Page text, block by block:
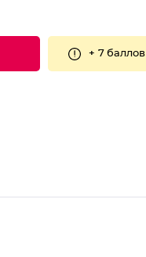
+ 7 баллов